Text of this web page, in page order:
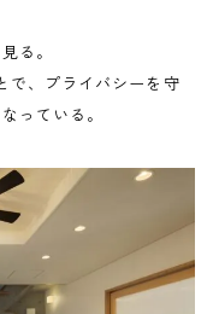
る。
で、プライバシーを守
っている。